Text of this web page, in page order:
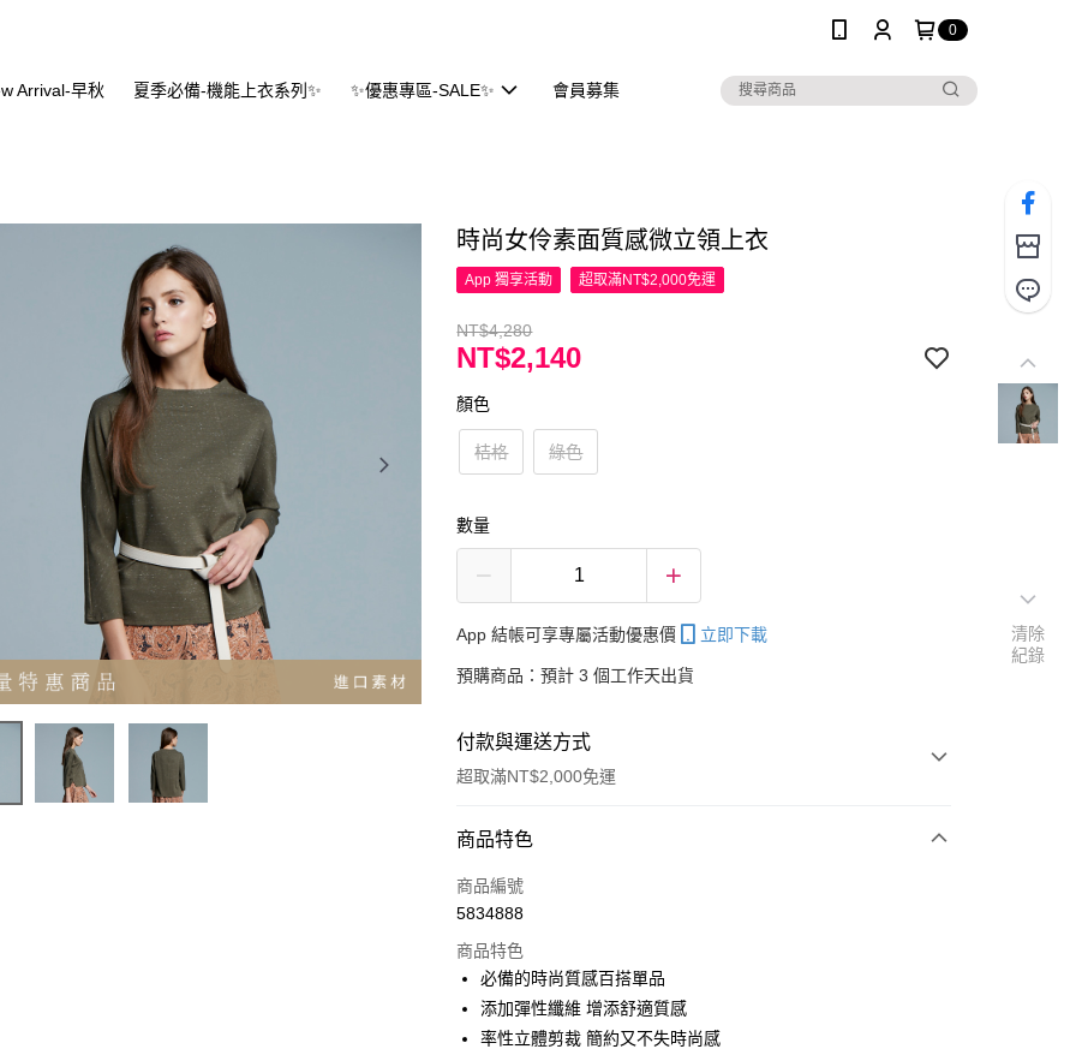
0
Arrival-早秋 夏季必備-機能上衣系列✨ ✨優惠專區-SALE✨ 會員募集
時尚女伶素面質感微立領上衣
App 獨享活動 超取滿NT$2,000免運
NT$4,280
NT$2,140
顏色
桔格 綠色
數量
App 結帳可享專屬活動優惠價 立即下載
預購商品：預計 3 個工作天出貨
付款與運送方式
超取滿NT$2,000免運
付款方式
信用卡一次付款
LINE Pay
Apple Pay
商品特色
商品編號
5834888
商品特色
必備的時尚質感百搭單品
添加彈性纖維 增添舒適質感
率性立體剪裁 簡約又不失時尚感
清除
紀錄